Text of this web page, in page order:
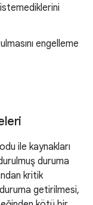
engelleme
ile kaynakları
duruma
kritik
getirilmesi,